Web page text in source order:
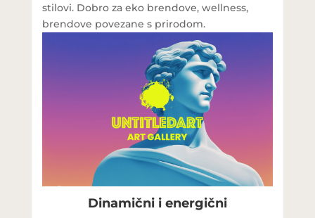
stilovi. Dobro za eko brendove, wellness,
brendove povezane s prirodom.
Dinamični i energični